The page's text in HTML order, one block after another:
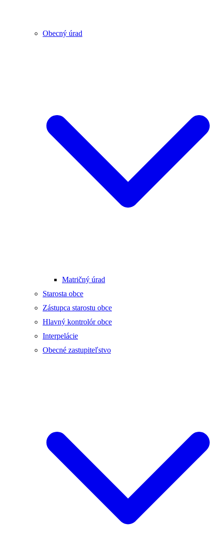
Obecný úrad
Matričný úrad
Starosta obce
Zástupca starostu obce
Hlavný kontrolór obce
Interpelácie
Obecné zastupiteľstvo